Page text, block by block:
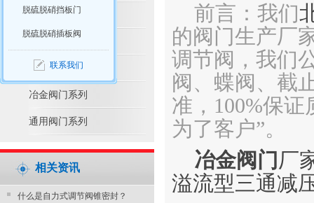
水利控制阀系列
电站阀门系列
冶金阀门系列
通用阀门系列
相关资讯
什么是自力式调节阀锥密封？
前言：我们
的阀门生产厂
调节阀，我们
阀、蝶阀、截
准，100%保
为了客户”。
冶金阀门 厂
溢流型三通减
脱硫脱硝挡板门
脱硫脱硝插板阀
联系我们